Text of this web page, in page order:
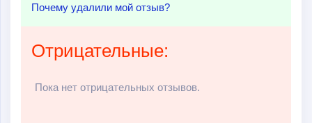
Почему удалили мой отзыв?
Отрицательные:
Пока нет отрицательных отзывов.